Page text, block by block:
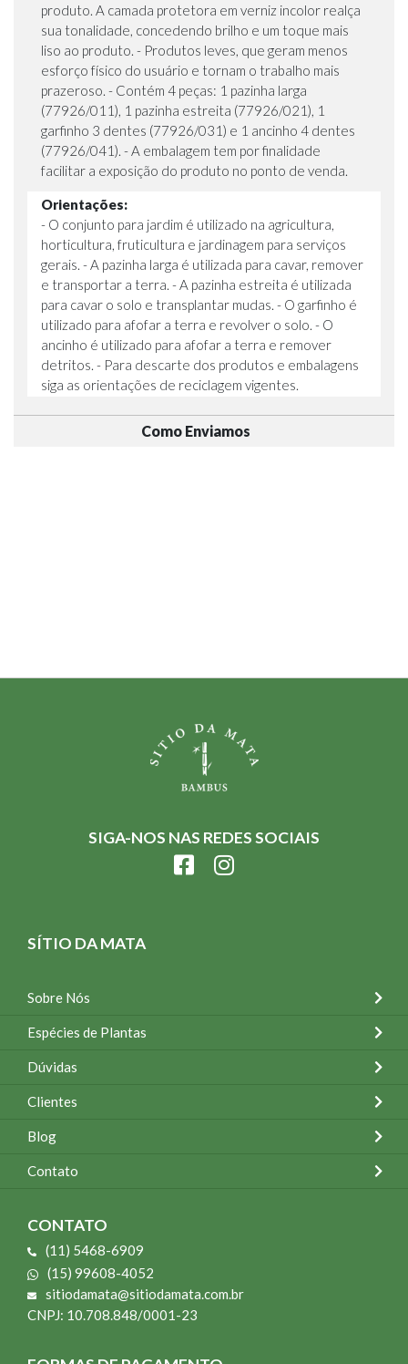
produto. A camada protetora em verniz incolor realça
sua tonalidade, concedendo brilho e um toque mais
liso ao produto. - Produtos leves, que geram menos
esforço físico do usuário e tornam o trabalho mais
prazeroso. - Contém 4 peças: 1 pazinha larga
(77926/011), 1 pazinha estreita (77926/021), 1
garfinho 3 dentes (77926/031) e 1 ancinho 4 dentes
(77926/041). - A embalagem tem por finalidade
facilitar a exposição do produto no ponto de venda.
Orientações:
- O conjunto para jardim é utilizado na agricultura,
horticultura, fruticultura e jardinagem para serviços
gerais. - A pazinha larga é utilizada para cavar, remover
e transportar a terra. - A pazinha estreita é utilizada
para cavar o solo e transplantar mudas. - O garfinho é
utilizado para afofar a terra e revolver o solo. - O
ancinho é utilizado para afofar a terra e remover
detritos. - Para descarte dos produtos e embalagens
siga as orientações de reciclagem vigentes.
Como Enviamos
SIGA-NOS NAS REDES SOCIAIS
SÍTIO DA MATA
Sobre Nós
Espécies de Plantas
Dúvidas
Clientes
Blog
Contato
CONTATO
(11) 5468-6909
(15) 99608-4052
sitiodamata@sitiodamata.com.br
CNPJ: 10.708.848/0001-23